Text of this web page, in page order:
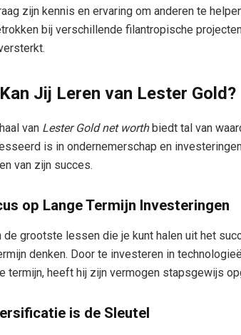
zijn kennis en ervaring om anderen te
bij verschillende filantropische
Jij Leren van Lester Gold?
van Lester Gold net worthbiedt tal van
is in ondernemerschap en
van zijn succes.
op Lange Termijn Investeringen
de grootste lessen die je kunt halen uit het
denken. Door te investeren in
termijn, heeft hij zijn vermogen stapsgewijs
is de Sleutel